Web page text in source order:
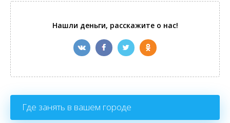
Нашли деньги, расскажите о нас!
Где занять в вашем городе